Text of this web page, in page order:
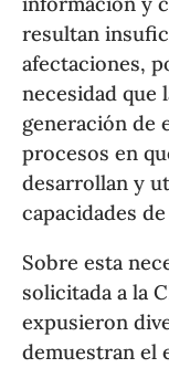
resultan
afectaciones,
necesidad que
generación de
procesos en
desarrollan y
capacidades
Sobre esta
solicitada a la
expusieron
demuestran el